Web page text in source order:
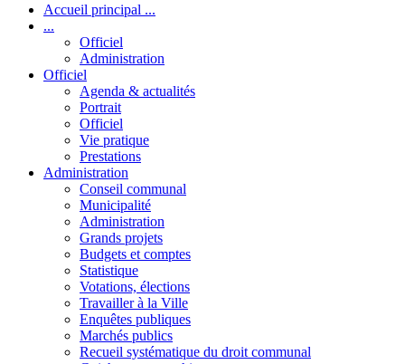
Accueil principal ...
...
Officiel
Administration
Officiel
Agenda & actualités
Portrait
Officiel
Vie pratique
Prestations
Administration
Conseil communal
Municipalité
Administration
Grands projets
Budgets et comptes
Statistique
Votations, élections
Travailler à la Ville
Enquêtes publiques
Marchés publics
Recueil systématique du droit communal